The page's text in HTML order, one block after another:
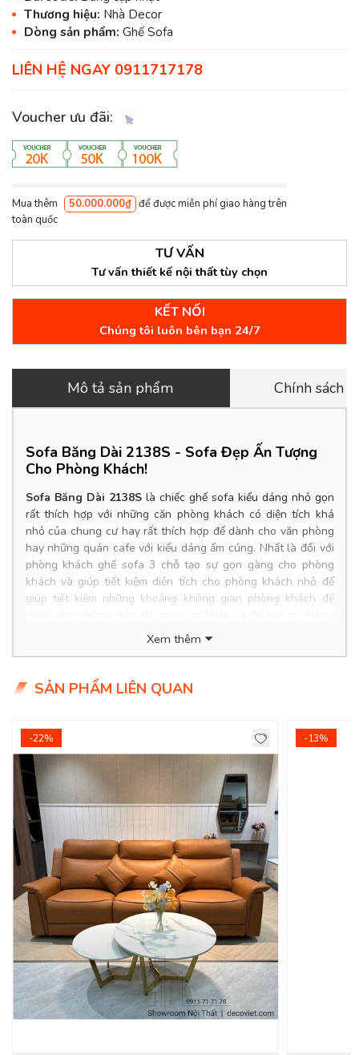
Thương hiệu: Nhà Decor
Dòng sản phẩm: Ghế Sofa
LIÊN HỆ NGAY 0911717178
Voucher ưu đãi:
Mua thêm 50.000.000₫ để được miễn phí giao hàng trên
toàn quốc
TƯ VẤN
Tư vấn thiết kế nội thất tùy chọn
KẾT NỐI
Chúng tôi luôn bên bạn 24/7
Mô tả sản phẩm Chính sách
Sofa Băng Dài 2138S - Sofa Đẹp Ấn Tượng
Cho Phòng Khách!
Sofa Băng Dài 2138S là chiếc ghế sofa kiểu dáng nhỏ gọn
rất thích hợp với những căn phòng khách có diện tích khá
nhỏ của chung cư hay rất thích hợp để dành cho văn phòng
hay những quán cafe với kiểu dáng ấm cúng. Nhất là đối với
phòng khách ghế sofa 3 chỗ tạo sự gọn gàng cho phòng
khách và giúp tiết kiệm diện tích cho phòng khách nhỏ để
giúp tiết kiệm những khoảng không gian phòng khách để
thoáng cho phòng khách đế giúp các thành viên trong gia
Product Info
Chất liệu:
Khung ghế:Gỗ dầu đỏ qua xử lý, ván Flywood tạo dáng.
Nệm ngồi: Mút D40 cao cấp
Chân ghế:
Tình trạng:Hàng mới - Còn hàng
Giao Hàng Miễn Phí
Delivery Free:
Miễn phí giao hàng tại TPHCM, Biên Hòa, nội
thành Bình Dương. - Các tỉnh khác tính phí giao Chành xe
do đơn vị vận chuyển báo giá.
Ghế Sofa Phòng Khách Sang Trọng Với Kiểu
Dáng Mới!
Sofa 3 Chỗlà vị trí dành cho chủ nhà khi tiếp khách, đem
Xem thêm
SẢN PHẨM LIÊN QUAN
-22% -13%